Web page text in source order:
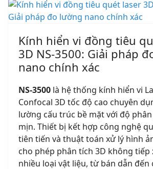
Kính hiển vi đồng tiêu
3D NS-3500: Giải pháp
nano chính xác
NS-3500 là hệ thống kính hiển vi
Confocal 3D tốc độ cao chuyên
lường cấu trúc bề mặt với độ
mịn. Thiết bị kết hợp công nghệ
tiên tiến và thuật toán xử lý hình
cho phép phân tích 3D không tiếp
nhiều loại vật liệu, từ bán dẫn đến